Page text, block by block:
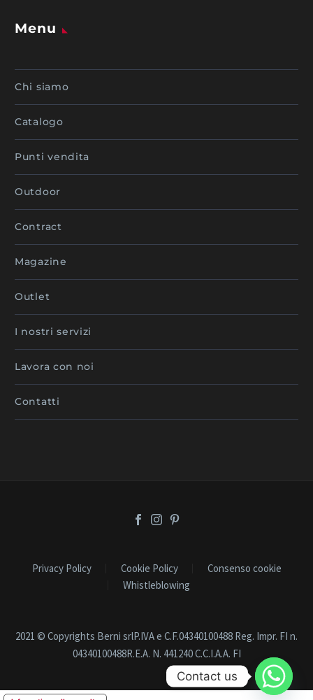
Menu
Chi siamo
Catalogo
Punti vendita
Outdoor
Contract
Magazine
Outlet
I nostri servizi
Lavora con noi
Contatti
Privacy Policy Cookie Policy
Consenso cookie
Whistleblowing
2021 © Copyrights Berni srlP.IVA e C.F.04340100488 Reg. Impr. FI n.
04340100488R.E.A. N. 441240 C.C.I.A.A. FI
Contact us